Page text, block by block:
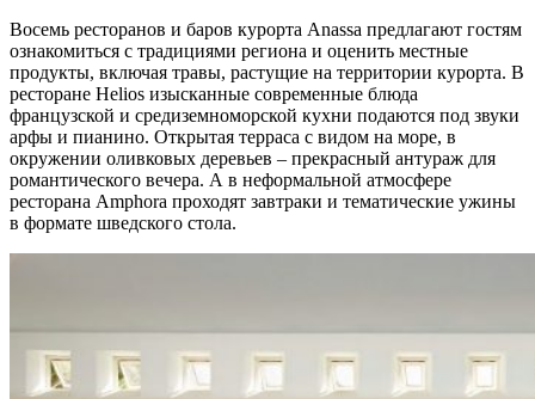
Восемь ресторанов и баров курорта Anassa предлагают гостям
ознакомиться с традициями региона и оценить местные
продукты, включая травы, растущие на территории курорта. В
ресторане Helios изысканные современные блюда
французской и средиземноморской кухни подаются под звуки
арфы и пианино. Открытая терраса с видом на море, в
окружении оливковых деревьев – прекрасный антураж для
романтического вечера. А в неформальной атмосфере
ресторана Amphora проходят завтраки и тематические ужины
в формате шведского стола.